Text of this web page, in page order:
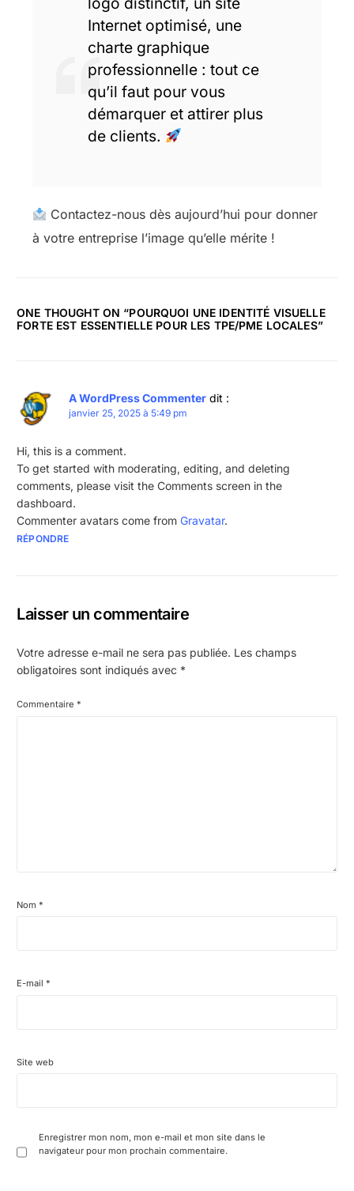
Internet optimisé, une
charte graphique
professionnelle : tout ce
qu’il faut pour vous
démarquer et attirer plus
de clients.
Contactez-nous dès aujourd’hui pour donner
à votre entreprise l’image qu’elle mérite !
ONE THOUGHT ON “POURQUOI UNE IDENTITÉ VISUELLE
FORTE EST ESSENTIELLE POUR LES TPE/PME LOCALES”
A WordPress Commenter dit :
janvier 25, 2025 à 5:49 pm
Hi, this is a comment.
To get started with moderating, editing, and deleting
comments, please visit the Comments screen in the
dashboard.
Commenter avatars come fromGravatar.
RÉPONDRE
Laisser un commentaire
Votre adresse e-mail ne sera pas publiée. Les champs
obligatoires sont indiqués avec *
Commentaire*
Nom*
E-mail*
Site web
Enregistrer mon nom, mon e-mail et mon site dans le
navigateur pour mon prochain commentaire.